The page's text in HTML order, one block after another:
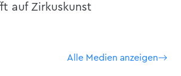
auf Zirkuskunst
Alle Medien anzeigen